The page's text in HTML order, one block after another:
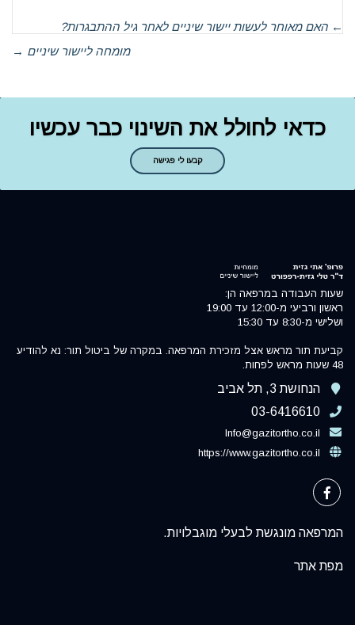
← האם מאוחר לעשות יישור שיניים לאחר גיל ההתבגרות?
מומחה ליישור שיניים →
כדאי לחולל את השינוי כבר עכשיו
קבעו לי פגישה
שעות העבודה במרפאה הן:
ראשון ורביעי מ-12:00 עד 19:00
ושלישי מ-8:30 עד 15:30
קביעת תור מראש אצל מזכירת המרפאה. במקרה של ביטול תור: נא להודיע
48 שעות מראש לפחות.
הנחושת 3, תל אביב
03-6416610
Info@gazitortho.co.il
https://www.gazitortho.co.il
המרפאה מונגשת לבעלי מוגבלויות.
מפת אתר